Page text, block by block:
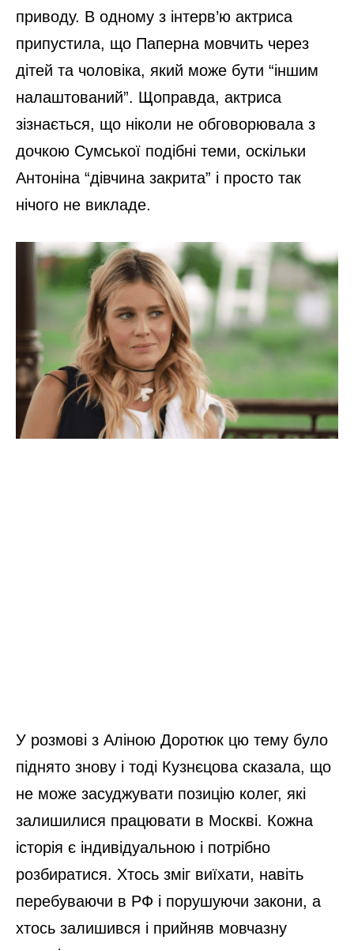
приводу. В одному з інтерв’ю актриса
припустила, що Паперна мовчить через
дітей та чоловіка, який може бути “іншим
налаштований”. Щоправда, актриса
зізнається, що ніколи не обговорювала з
дочкою Сумської подібні теми, оскільки
Антоніна “дівчина закрита” і просто так
нічого не викладе.
У розмові з Аліною Доротюк цю тему було
піднято знову і тоді Кузнєцова сказала, що
не може засуджувати позицію колег, які
залишилися працювати в Москві. Кожна
історія є індивідуальною і потрібно
розбиратися. Хтось зміг виїхати, навіть
перебуваючи в РФ і порушуючи закони, а
хтось залишився і прийняв мовчазну